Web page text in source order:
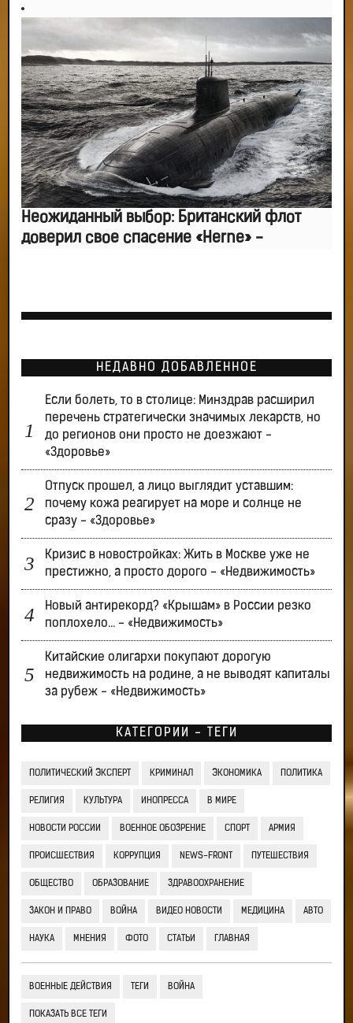
Неожиданный выбор: Британский флот
доверил свое спасение «Herne» -
НЕДАВНО ДОБАВЛЕННОЕ
Если болеть, то в столице: Минздрав расширил
перечень стратегически значимых лекарств, но
до регионов они просто не доезжают -
«Здоровье»
Отпуск прошел, а лицо выглядит уставшим:
почему кожа реагирует на море и солнце не
сразу - «Здоровье»
Кризис в новостройках: Жить в Москве уже не
престижно, а просто дорого - «Недвижимость»
Новый антирекорд? «Крышам» в России резко
поплохело… - «Недвижимость»
Китайские олигархи покупают дорогую
недвижимость на родине, а не выводят капиталы
за рубеж - «Недвижимость»
КАТЕГОРИИ - ТЕГИ
ПОЛИТИЧЕСКИЙ ЭКСПЕРТ КРИМИНАЛ ЭКОНОМИКА ПОЛИТИКА
РЕЛИГИЯ КУЛЬТУРА ИНОПРЕССА В МИРЕ
НОВОСТИ РОССИИ ВОЕННОЕ ОБОЗРЕНИЕ СПОРТ АРМИЯ
ПРОИСШЕСТВИЯ КОРРУПЦИЯ NEWS-FRONT ПУТЕШЕСТВИЯ
ОБЩЕСТВО ОБРАЗОВАНИЕ ЗДРАВООХРАНЕНИЕ
ЗАКОН И ПРАВО ВОЙНА ВИДЕО НОВОСТИ МЕДИЦИНА АВТО
НАУКА МНЕНИЯ ФОТО СТАТЬИ ГЛАВНАЯ
ВОЕННЫЕ ДЕЙСТВИЯ ТЕГИ ВОЙНА
ПОКАЗАТЬ ВСЕ ТЕГИ